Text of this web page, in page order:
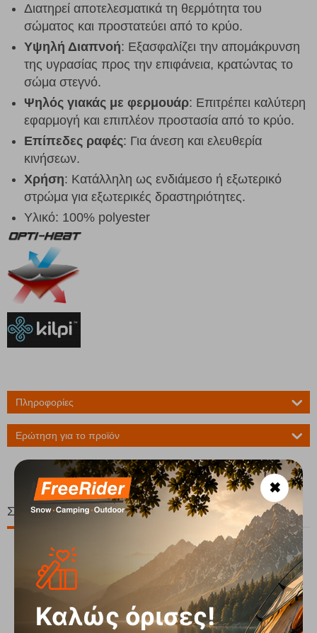
Διατηρεί αποτελεσματικά τη θερμότητα του
σώματος και προστατεύει από το κρύο.
Υψηλή Διαπνοή: Εξασφαλίζει την απομάκρυνση
της υγρασίας προς την επιφάνεια, κρατώντας το
σώμα στεγνό.
Ψηλός γιακάς με φερμουάρ: Επιτρέπει καλύτερη
εφαρμογή και επιπλέον προστασία από το κρύο.
Επίπεδες ραφές: Για άνεση και ελευθερία
κινήσεων.
Χρήση: Κατάλληλη ως ενδιάμεσο ή εξωτερικό
στρώμα για εξωτερικές δραστηριότητες.
Υλικό: 100% polyester
Πληροφορίες
Ερώτηση για το προϊόν
Σχετικά Προϊόντα
20%
✖
Καλώς όρισες!